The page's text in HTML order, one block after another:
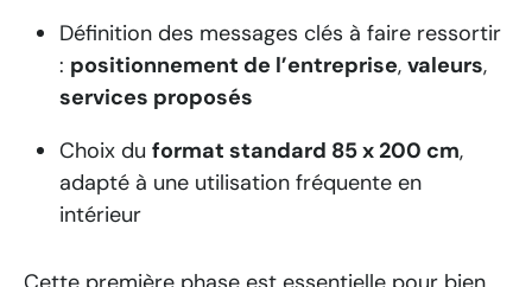
Définition des messages clés à faire ressortir
: positionnement de l’entreprise, valeurs,
services proposés
Choix du format standard 85 x 200 cm,
adapté à une utilisation fréquente en
intérieur